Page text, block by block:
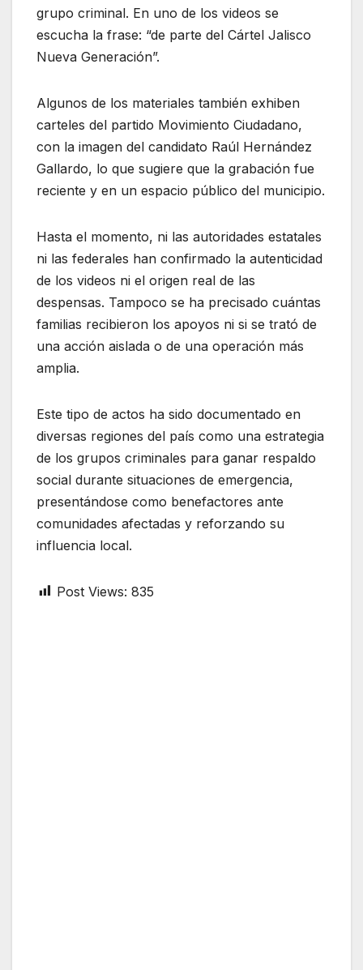
grupo criminal. En uno de los videos se
escucha la frase: “de parte del Cártel Jalisco
Nueva Generación”.
Algunos de los materiales también exhiben
carteles del partido Movimiento Ciudadano,
con la imagen del candidato Raúl Hernández
Gallardo, lo que sugiere que la grabación fue
reciente y en un espacio público del municipio.
Hasta el momento, ni las autoridades estatales
ni las federales han confirmado la autenticidad
de los videos ni el origen real de las
despensas. Tampoco se ha precisado cuántas
familias recibieron los apoyos ni si se trató de
una acción aislada o de una operación más
amplia.
Este tipo de actos ha sido documentado en
diversas regiones del país como una estrategia
de los grupos criminales para ganar respaldo
social durante situaciones de emergencia,
presentándose como benefactores ante
comunidades afectadas y reforzando su
influencia local.
Post Views: 835